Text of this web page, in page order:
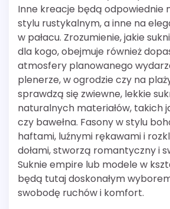
Inne kreacje będą odpowiednie
stylu rustykalnym, a inne na
w pałacu. Zrozumienie, jakie
dla kogo, obejmuje również
atmosfery planowanego
plenerze, w ogrodzie czy na
sprawdzą się zwiewne, lekkie
naturalnych materiałów, takich
czy bawełna. Fasony w stylu
haftami, luźnymi rękawami i
dołami, stworzą romantyczny i
Suknie empire lub modele w
będą tutaj doskonałym
swobodę ruchów i komfort.